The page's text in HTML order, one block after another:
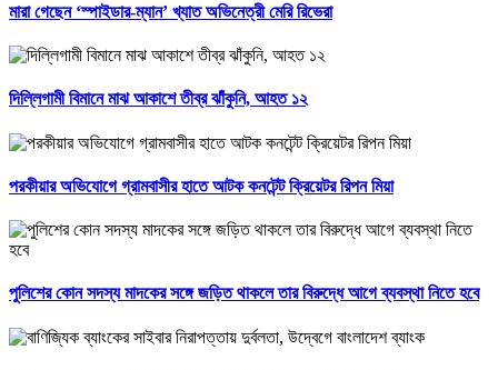
মারা গেছেন ‘স্পাইডার-ম্যান’ খ্যাত অভিনেত্রী মেরি রিভেরা
দিল্লিগামী বিমানে মাঝ আকাশে তীব্র ঝাঁকুনি, আহত ১২
পরকীয়ার অভিযোগে গ্রামবাসীর হাতে আটক কনটেন্ট ক্রিয়েটর রিপন মিয়া
পুলিশের কোন সদস্য মাদকের সঙ্গে জড়িত থাকলে তার বিরুদ্ধে আগে ব্যবস্থা নিতে হবে